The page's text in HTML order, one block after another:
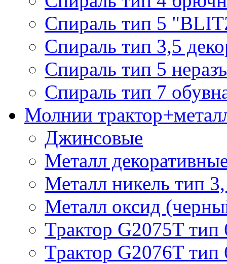
Спираль тип 5
Спираль тип 3,5
Спираль тип 5
Спираль тип 7
Молнии
Джинсовые
Металл
Металл никель тип
Металл оксид
Трактор G2075T тип
Трактор G2076T тип